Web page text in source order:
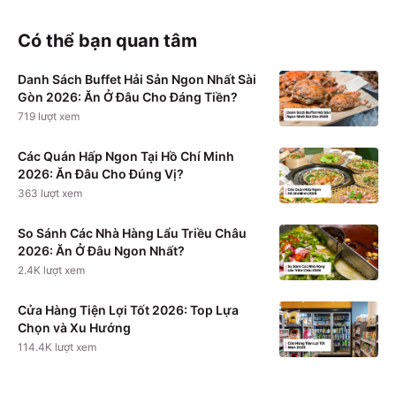
Có thể bạn quan tâm
Danh Sách Buffet Hải Sản Ngon Nhất Sài
Gòn 2026: Ăn Ở Đâu Cho Đáng Tiền?
719 lượt xem
Các Quán Hấp Ngon Tại Hồ Chí Minh
2026: Ăn Đâu Cho Đúng Vị?
363 lượt xem
So Sánh Các Nhà Hàng Lẩu Triều Châu
2026: Ăn Ở Đâu Ngon Nhất?
2.4K lượt xem
Cửa Hàng Tiện Lợi Tốt 2026: Top Lựa
Chọn và Xu Hướng
114.4K lượt xem